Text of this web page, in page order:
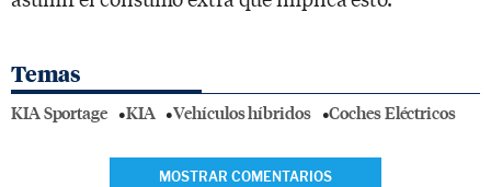
Temas
KIA Sportage KIA Vehículos híbridos Coches Eléctricos
MOSTRAR COMENTARIOS